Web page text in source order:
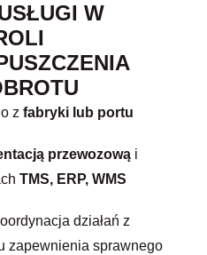
W
z fabryki lub portu
przewozową i
TMS, ERP, WMS
działań z
zapewnienia sprawnego